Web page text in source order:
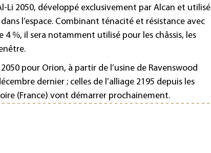
Li 2050, développé exclusivement par Alcan et utilisé
l’espace. Combinant ténacité et résistance avec
%, il sera notamment utilisé pour les châssis, les
pour Orion, à partir de l’usine de Ravenswood
dernier ; celles de l’alliage 2195 depuis les
(France) vont démarrer prochainement.